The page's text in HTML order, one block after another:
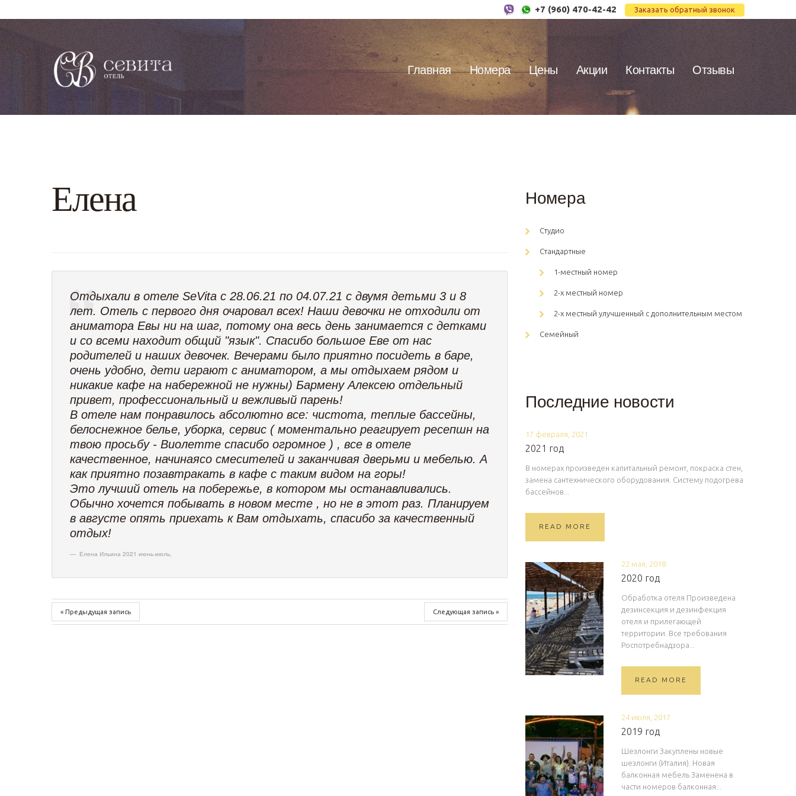
Заказать обратный звонок
+7 (960) 470-42-42
Главная Номера Цены Акции Контакты Отзывы
Елена
Отдыхали в отеле SeVita c 28.06.21 по 04.07.21 с двумя детьми 3 и 8
лет. Отель с первого дня очаровал всех! Наши девочки не отходили от
аниматора Евы ни на шаг, потому она весь день занимается с детками
и со всеми находит общий "язык". Спасибо большое Еве от нас
родителей и наших девочек. Вечерами было приятно посидеть в баре,
очень удобно, дети играют с аниматором, а мы отдыхаем рядом и
никакие кафе на набережной не нужны) Бармену Алексею отдельный
привет, профессиональный и вежливый парень!
В отеле нам понравилось абсолютно все: чистота, теплые бассейны,
белоснежное белье, уборка, сервис ( моментально реагирует ресепшн на
твою просьбу - Виолетте спасибо огромное ) , все в отеле
качественное, начинаясо смесителей и заканчивая дверьми и мебелью. А
как приятно позавтракать в кафе с таким видом на горы!
Это лучший отель на побережье, в котором мы останавливались.
Обычно хочется побывать в новом месте , но не в этот раз. Планируем
в августе опять приехать к Вам отдыхать, спасибо за качественный
отдых!
Елена Ильина 2021 июнь-июль,
« Предыдущая запись Следующая запись »
Номера
Студио
Стандартные
1-местный номер
2-х местный номер
2-х местный улучшенный с дополнительным местом
Семейный
Последние новости
17 февраля, 2021
2021 год
В номерах произведен капитальный ремонт, покраска стен,
замена сантехнического оборудования. Систему подогрева
бассейнов...
READ MORE
22 мая, 2018
2020 год
Обработка отеля Произведена
дезинсекция и дезинфекция
отеля и прилегающей
территории. Все требования
Роспотребнадзора...
READ MORE
24 июля, 2017
2019 год
Шезлонги Закуплены новые
шезлонги (Италия). Новая
балконная мебель Заменена в
части номеров балконная...